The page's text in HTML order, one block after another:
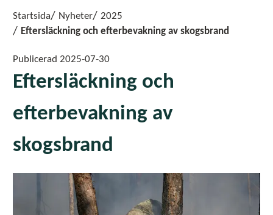
Startsida Nyheter
2025
Eftersläckning och efterbevakning av skogsbrand
Eftersläckning och
efterbevakning av
skogsbrand
Publicerad 2025-07-30